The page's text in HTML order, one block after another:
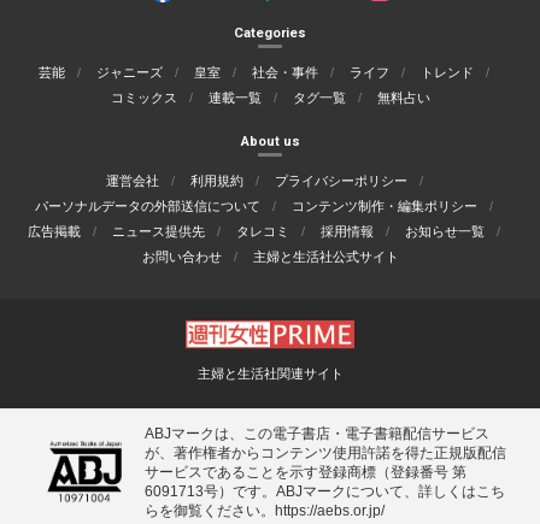
Categories
芸能 ジャニーズ 皇室 社会・事件 ライフ
トレンド
コミックス
連載一覧 タグ一覧 無料占い
About us
運営会社 利用規約
プライバシーポリシー
パーソナルデータの外部送信について
コンテンツ制作・編集ポリシー
広告掲載
ニュース提供先 タレコミ 採用情報
お知らせ一覧
お問い合わせ
主婦と生活社公式サイト
主婦と生活社関連サイト
ABJマークは、この電子書店・電子書籍配信サービス
が、著作権者からコンテンツ使用許諾を得た正規版配信
サービスであることを示す登録商標（登録番号 第
6091713号）です。ABJマークについて、詳しくはこち
らを御覧ください。 https://aebs.or.jp/